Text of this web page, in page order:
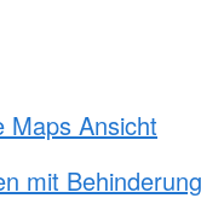
Maps Ansicht
mit